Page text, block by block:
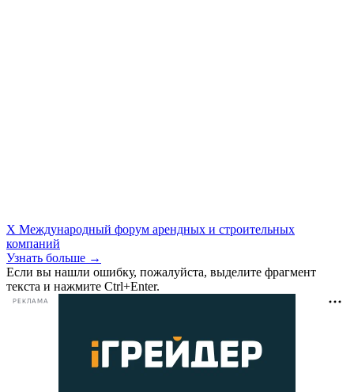
X Международный форум арендных и строительных
компаний
Узнать больше →
Если вы нашли ошибку, пожалуйста, выделите фрагмент
текста и нажмите Ctrl+Enter.
РЕКЛАМА